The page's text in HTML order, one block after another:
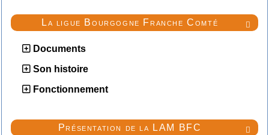

La ligue Bourgogne Franche Comté
Documents
Son histoire
Fonctionnement

Présentation de la LAM BFC